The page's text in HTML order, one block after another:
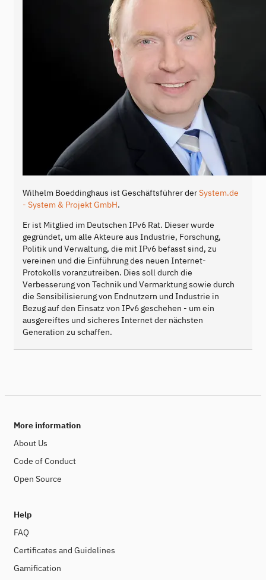
Wilhelm Boeddinghaus ist Geschäftsführer derSystem.de
- System & Projekt GmbH.
Er ist Mitglied im Deutschen IPv6 Rat. Dieser wurde
gegründet, um alle Akteure aus Industrie, Forschung,
Politik und Verwaltung, die mit IPv6 befasst sind, zu
vereinen und die Einführung des neuen Internet-
Protokolls voranzutreiben. Dies soll durch die
Verbesserung von Technik und Vermarktung sowie durch
die Sensibilisierung von Endnutzern und Industrie in
Bezug auf den Einsatz von IPv6 geschehen - um ein
ausgereiftes und sicheres Internet der nächsten
Generation zu schaffen.
More information
About Us
Code of Conduct
Open Source
Help
FAQ
Certificates and Guidelines
Gamification